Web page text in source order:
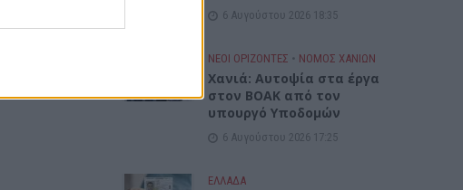
6 Αυγούστου 2026 18:35
ΝΕΟΙ ΟΡΙΖΟΝΤΕΣ • ΝΟΜΌΣ ΧΑΝΊΩΝ
Χανιά: Αυτοψία στα έργα
στον ΒΟΑΚ από τον
υπουργό Υποδομών
6 Αυγούστου 2026 17:25
ΕΛΛΑΔΑ